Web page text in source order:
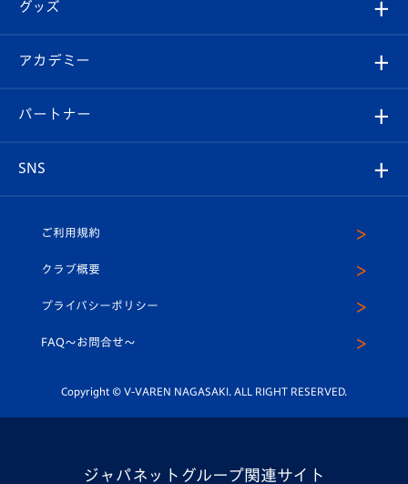
チケット
イベント
メディア
ホームタウン
スタッフプロフィール
マスコット紹介
平和祈念活動
ホームタウン活動
Revive Team
ヴィヴィくんの長崎おもてなしガイド
フォトギャラリー
スタジアムグルメ
V-LOVERS（ファンクラブ）
プレイヤーズスイート
グッズ
オンラインショップ
店舗情報
アカデミー
育成からのお知らせ
U-18
スクール
パートナー
SNS
ヴィヴィくんインスタグラム
公式LINE＠
ご利用規約
クラブ概要
プライバシーポリシー
FAQ〜お問合せ〜
Copyright © V-VAREN NAGASAKI. ALL RIGHT RESERVED.
ジャパネットグループ関連サイト